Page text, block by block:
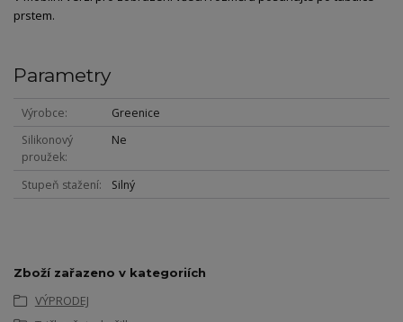
prstem.
Parametry
Výrobce
Greenice
Silikonový
proužek
Ne
Stupeň stažení Silný
Zboží zařazeno v kategoriích
VÝPRODEJ